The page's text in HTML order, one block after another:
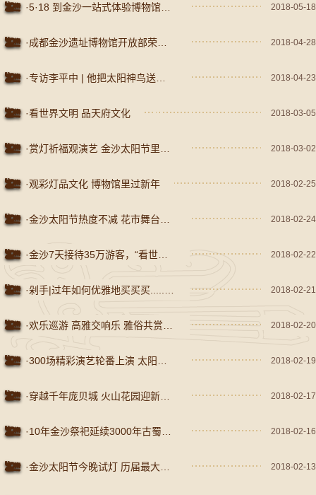
·5·18 到金沙一站式体验博物馆新玩法 2018-05-18
·成都金沙遗址博物馆开放部荣获成都市“工人先锋号” 2018-04-28
·专访李平中 | 他把太阳神鸟送上太空 2018-04-23
·看世界文明 品天府文化 2018-03-05
·赏灯祈福观演艺 金沙太阳节里闹元宵 2018-03-02
·观彩灯品文化 博物馆里过新年 2018-02-25
·金沙太阳节热度不减 花市舞台精彩依然 2018-02-24
·金沙7天接待35万游客，“看世界文明展览”成过年新风向 2018-02-22
·剁手|过年如何优雅地买买买......买遍成都？ 2018-02-21
·欢乐巡游 高雅交响乐 雅俗共赏最美太阳节 2018-02-20
·300场精彩演艺轮番上演 太阳节里过闹热春节 2018-02-19
·穿越千年庞贝城 火山花园迎新春 ——金沙太阳节花市再现庞贝花园 2018-02-17
·10年金沙祭祀延续3000年古蜀传统 祈福新春送祝福 2018-02-16
·金沙太阳节今晚试灯 历届最大规模灯组照亮古蜀之夜 2018-02-13